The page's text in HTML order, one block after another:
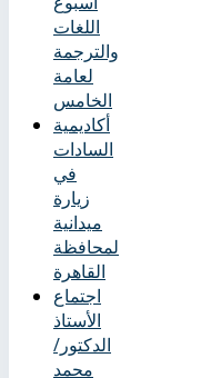
اللغات
والترجمة
لعامة
الخامس
أكاديمية
السادات
في
زيارة
ميدانية
لمحافظة
القاهرة
اجتماع
الأستاذ
الدكتور/
محمد